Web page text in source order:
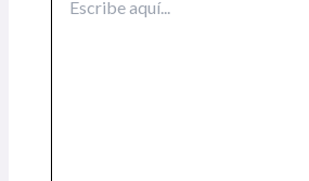
aquí...